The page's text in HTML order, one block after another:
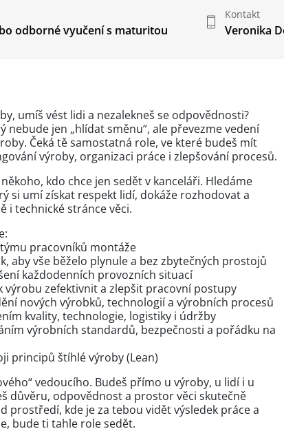
odborné vyučení s maturitou
Kontakt
Veronika
umíš vést lidi a nezalekneš se odpovědnosti?
nebude jen „hlídat směnu“, ale převezme vedení
Čeká tě samostatná role, ve které budeš mít
výroby, organizaci práce i zlepšování procesů.
kdo chce jen sedět v kanceláři. Hledáme
si umí získat respekt lidí, dokáže rozhodovat a
i technické stránce věci.
pracovníků montáže
aby vše běželo plynule a bez zbytečných prostojů
každodenních provozních situací
výrobu zefektivnit a zlepšit pracovní postupy
nových výrobků, technologií a výrobních procesů
kvality, technologie, logistiky i údržby
výrobních standardů, bezpečnosti a pořádku na
principů štíhlé výroby (Lean)
vedoucího. Budeš přímo u výroby, u lidí i u
důvěru, odpovědnost a prostor věci skutečně
prostředí, kde je za tebou vidět výsledek práce a
bude ti tahle role sedět.